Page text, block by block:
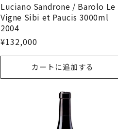
Luciano Sandrone / Barolo Le
Vigne Sibi et Paucis 3000ml
2004
¥132,000
カートに追加する